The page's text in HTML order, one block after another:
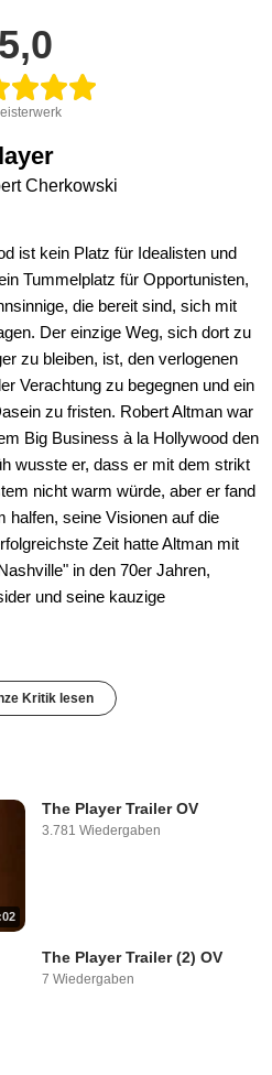
5,0
Cherkowski
ist kein Platz für Idealisten und
Tummelplatz für Opportunisten,
die bereit sind, sich mit
Der einzige Weg, sich dort zu
zu bleiben, ist, den verlogenen
Verachtung zu begegnen und ein
zu fristen. Robert Altman war
Big Business à la Hollywood den
wusste er, dass er mit dem strikt
nicht warm würde, aber er fand
halfen, seine Visionen auf die
Zeit hatte Altman mit
in den 70er Jahren,
und seine kauzige
Kritik lesen
The Player Trailer OV
3.781 Wiedergaben
The Player Trailer (2) OV
7 Wiedergaben